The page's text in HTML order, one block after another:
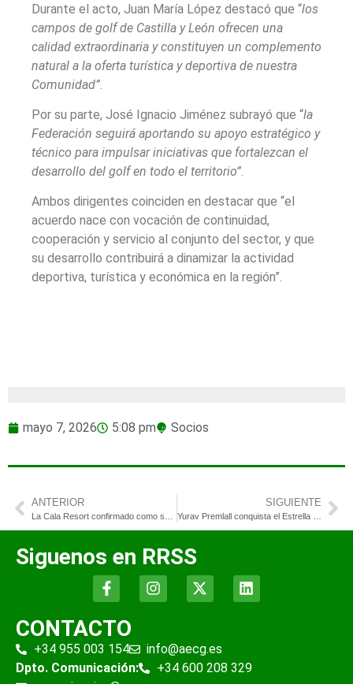
Durante el acto, Juan María López destacó que “los
campos de golf de Castilla y León ofrecen una
calidad extraordinaria y constituyen un complemento
natural a la oferta turística y deportiva de nuestra
Comunidad”
Por su parte, José Ignacio Jiménez subrayó que “la
Federación seguirá aportando su apoyo estratégico y
técnico para impulsar iniciativas que fortalezcan el
desarrollo del golf en todo el territorio”.
Ambos dirigentes coinciden en destacar que “el
acuerdo nace con vocación de continuidad,
cooperación y servicio al conjunto del sector, y que
su desarrollo contribuirá a dinamizar la actividad
deportiva, turística y económica en la región”.
mayo 7, 2026 5:08 pm Socios
ANTERIOR SIGUIENTE
Siguenos en RRSS
CONTACTO
+34 955 003 154
info@aecg.es
Dpto. Comunicación:
+34 600 208 329